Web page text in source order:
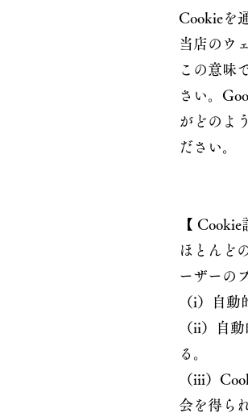
Cookieを
当店のウ
この意味
さい。
がどのよ
ださい。
【 Cookie
ほとんど
ーザーの
（i）自
（ii）自
る。
（iii）
会を得ら